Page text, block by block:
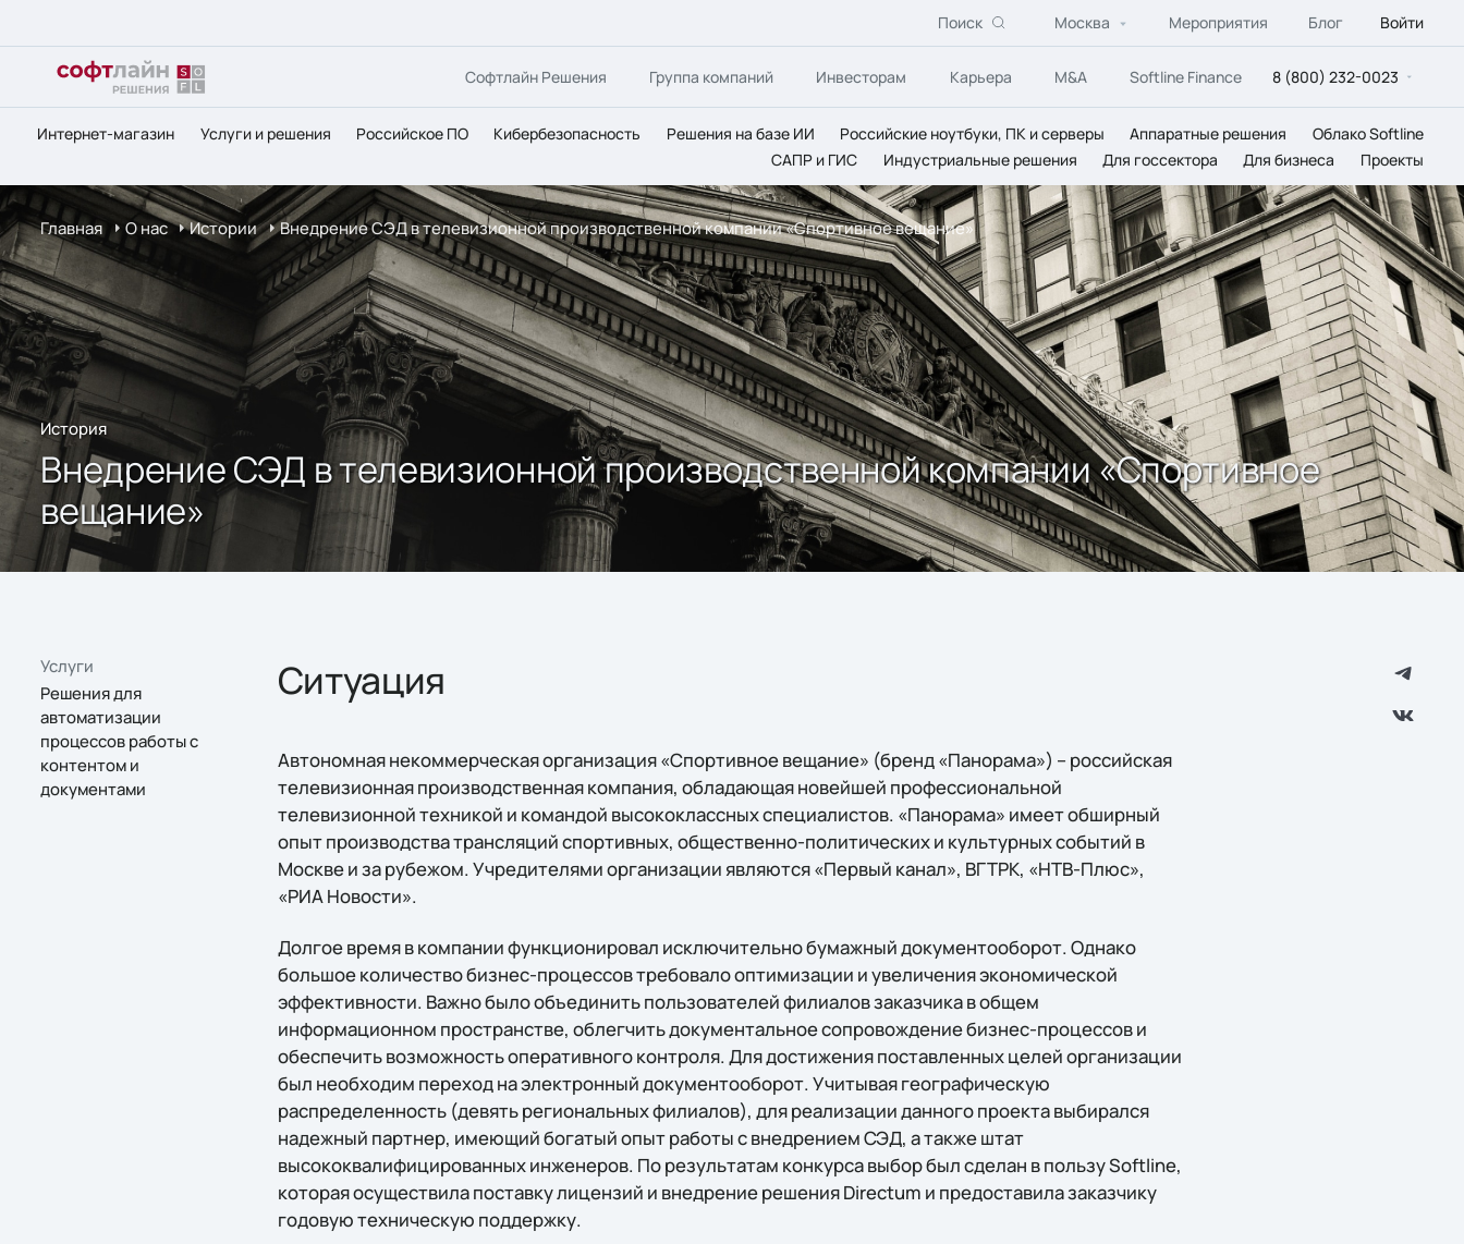
Поиск Москва Мероприятия Блог Войти
Софтлайн Решения Группа компаний Инвесторам Карьера M&A Softline Finance 8 (800) 232-0023
Интернет-магазин Услуги и решения Российское ПО Кибербезопасность Решения на базе ИИ Российские ноутбуки, ПК и серверы Аппаратные решения
Облако Softline
САПР и ГИС
Индустриальные решения Для госсектора Для бизнеса Проекты
Главная О нас Истории Внедрение СЭД в телевизионной производственной компании «Спортивное вещание»
История
Внедрение СЭД в телевизионной производственной компании «Спортивное
вещание»
Услуги
Решения для
автоматизации
процессов работы с
контентом и
документами
Ситуация
Автономная некоммерческая организация «Спортивное вещание» (бренд «Панорама») – российская
телевизионная производственная компания, обладающая новейшей профессиональной
телевизионной техникой и командой высококлассных специалистов. «Панорама» имеет обширный
опыт производства трансляций спортивных, общественно-политических и культурных событий в
Москве и за рубежом. Учредителями организации являются «Первый канал», ВГТРК, «НТВ-Плюс»,
«РИА Новости».
Долгое время в компании функционировал исключительно бумажный документооборот. Однако
большое количество бизнес-процессов требовало оптимизации и увеличения экономической
эффективности. Важно было объединить пользователей филиалов заказчика в общем
информационном пространстве, облегчить документальное сопровождение бизнес-процессов и
обеспечить возможность оперативного контроля. Для достижения поставленных целей организации
был необходим переход на электронный документооборот. Учитывая географическую
распределенность (девять региональных филиалов), для реализации данного проекта выбирался
надежный партнер, имеющий богатый опыт работы с внедрением СЭД, а также штат
высококвалифицированных инженеров. По результатам конкурса выбор был сделан в пользу Softline,
которая осуществила поставку лицензий и внедрение решения Directum и предоставила заказчику
годовую техническую поддержку.